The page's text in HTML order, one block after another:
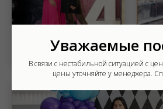
Уважаемые
В связи с нестабильной ситуацией с
цены уточняйте у менеджера.
Шар Удачи на карте Москвы —